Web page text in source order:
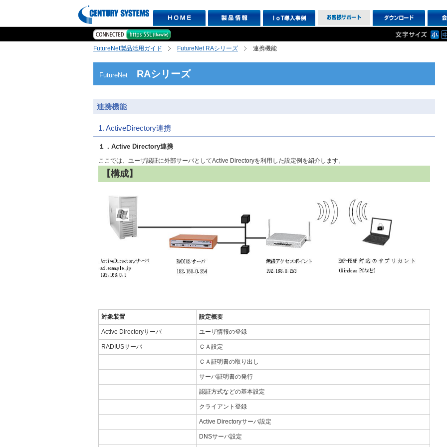
FutureNet製品活用ガイド FutureNet RAシリーズ 連携機能
FutureNet RAシリーズ
連携機能
1. ActiveDirectory連携
１．Active Directory連携
ここでは、ユーザ認証に外部サーバとしてActive Directoryを利用した設定例を紹介します。
【構成】
対象装置 設定概要
Active Directoryサーバ ユーザ情報の登録
RADIUSサーバ ＣＡ設定
ＣＡ証明書の取り出し
サーバ証明書の発行
認証方式などの基本設定
クライアント登録
Active Directoryサーバ設定
DNSサーバ設定